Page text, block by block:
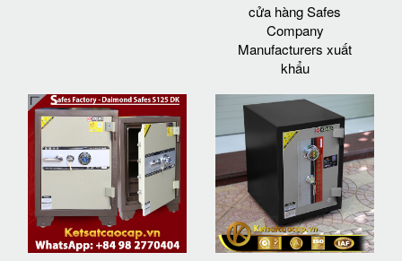
cửa hàng Safes
Company
Manufacturers xuất
khẩu